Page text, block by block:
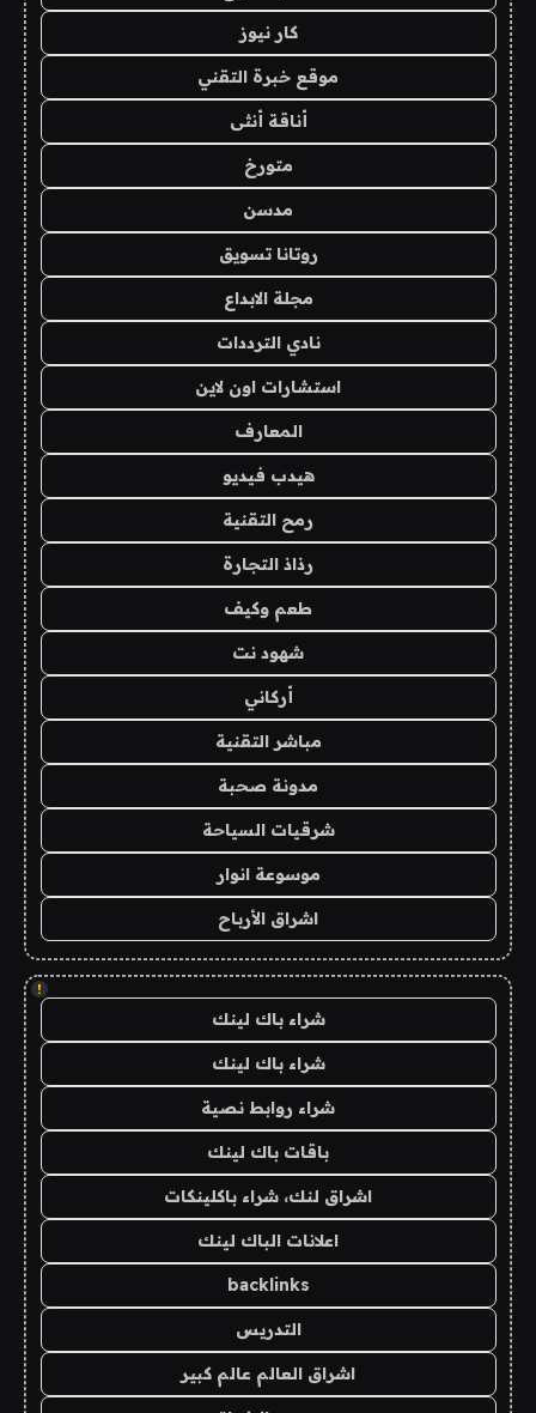
كار نيوز
موقع خبرة التقني
أناقة أنثى
متورخ
مدسن
روتانا تسويق
مجلة الابداع
نادي الترددات
استشارات اون لاين
المعارف
هيدب فيديو
رمح التقنية
رذاذ التجارة
طعم وكيف
شهود نت
أركاني
مباشر التقنية
مدونة صحبة
شرقيات السياحة
موسوعة انوار
اشراق الأرباح
!
شراء باك لينك
شراء باك لينك
شراء روابط نصية
باقات باك لينك
اشراق لنك، شراء باكلينكات
اعلانات الباك لينك
backlinks
التدريس
اشراق العالم عالم كبير